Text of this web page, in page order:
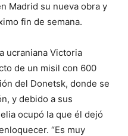
Madrid su nueva obra y
fin de semana.
ucraniana Victoria
de un misil con 600
del Donetsk, donde se
y debido a sus
ocupó la que él dejó
“Es muy